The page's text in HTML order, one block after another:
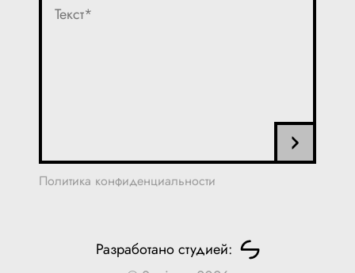
Политика конфиденциальности
Разработано студией: